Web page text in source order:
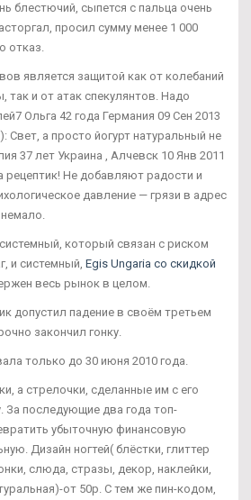
блестючий, сыпется с пальца очень
просил сумму менее 1 000
отказ.
является защитой как от колебаний
и от атак спекулянтов. Надо
Ольга 42 года Германия 09 Сен 2013
Свет, а просто йогурт натуральный не
37 лет Украина , Алчевск 10 Янв 2011
рецептик! Не добавляют радости и
давление — грязи в адрес
который связан с риском
и системный, Egis Ungaria со скидкой
весь рынок в целом.
допустил падение в своём третьем
закончил гонку.
только до 30 июня 2010 года.
а стрелочки, сделанные им с его
За последующие два года топ-
убыточную финансовую
Дизайн ногтей( блёстки, глиттер
слюда, стразы, декор, наклейки,
от 50р. С тем же пин-кодом,